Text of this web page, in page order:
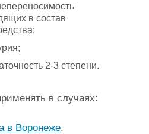
в состав
2-3 степени.
в случаях:
в Воронеже.